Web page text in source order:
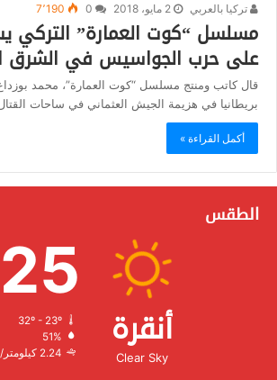
تركيا بالعربي 2 مايو، 2018 7٬190
مسلسل “كوت العمارة” التركي
على حرب الجواسيس في الشرق
قال كاتب ومنتج مسلسل “كوت العمارة”، محمد
بريطانيا في هزيمة الجيش العثماني في ساحات
أكمل القراءة »
الطقس
أنقرة
Clear Sky
25
32º - 23º
الرطوبة:
الرياح: